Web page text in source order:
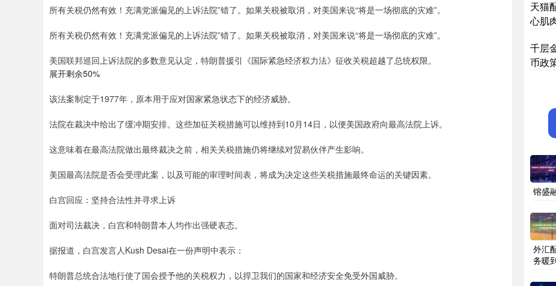
所有关税仍然有效！充满党派偏见的上诉法院”错了。如果关税被取消，对美国来说“将是一场彻底的灾难”。
所有关税仍然有效！充满党派偏见的上诉法院”错了。如果关税被取消，对美国来说“将是一场彻底的灾难”。
美国联邦巡回上诉法院的多数意见认定，特朗普援引《国际紧急经济权力法》征收关税超越了总统权限。
展开剩余50%
该法案制定于1977年，原本用于应对国家紧急状态下的经济威胁。
法院在裁决中给出了缓冲期安排。这些加征关税措施可以维持到10月14日，以便美国政府向最高法院上诉。
这意味着在最高法院做出最终裁决之前，相关关税措施仍将继续对贸易伙伴产生影响。
美国最高法院是否会受理此案，以及可能的审理时间表，将成为决定这些关税措施最终命运的关键因素。
白宫回应：坚持合法性并寻求上诉
面对司法裁决，白宫和特朗普本人均作出强硬表态。
据报道，白宫发言人Kush Desai在一份声明中表示：
特朗普总统合法地行使了国会授予他的关税权力，以捍卫我们的国家和经济安全免受外国威胁。
天猫
心肌
千层
币政
镕盛
外汇
务暖